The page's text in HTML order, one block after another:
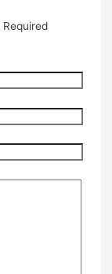
Required